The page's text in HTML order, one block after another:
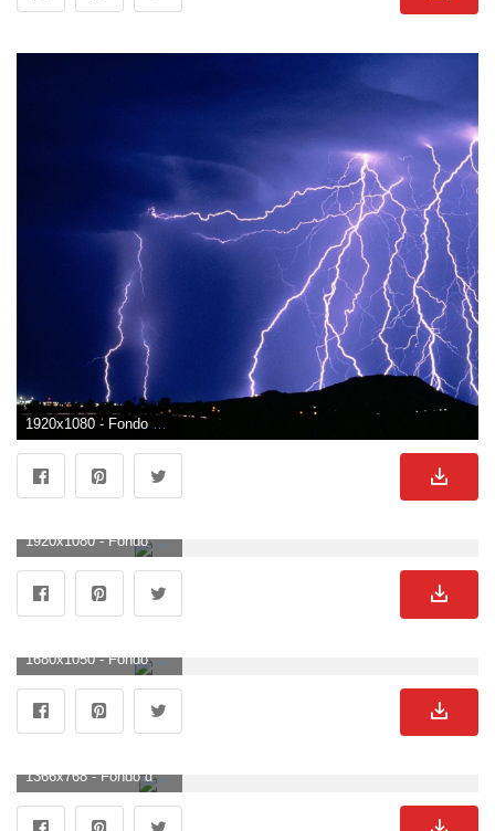
1920x1080 - Fondo de pantalla de 1920x1080. Fondo de pantalla HD 1080p de truenos.
1920x1080 - Fondo de pantalla de 1920x1080. Fondo para computadora HD 1080p de truenos.
1680x1050 - Fondo de pantalla de 1680x1050. Wallpaper para escritorio de truenos.
1366x768 - Fondo de pantalla de 1366x768. Fondo para computadora de truenos.